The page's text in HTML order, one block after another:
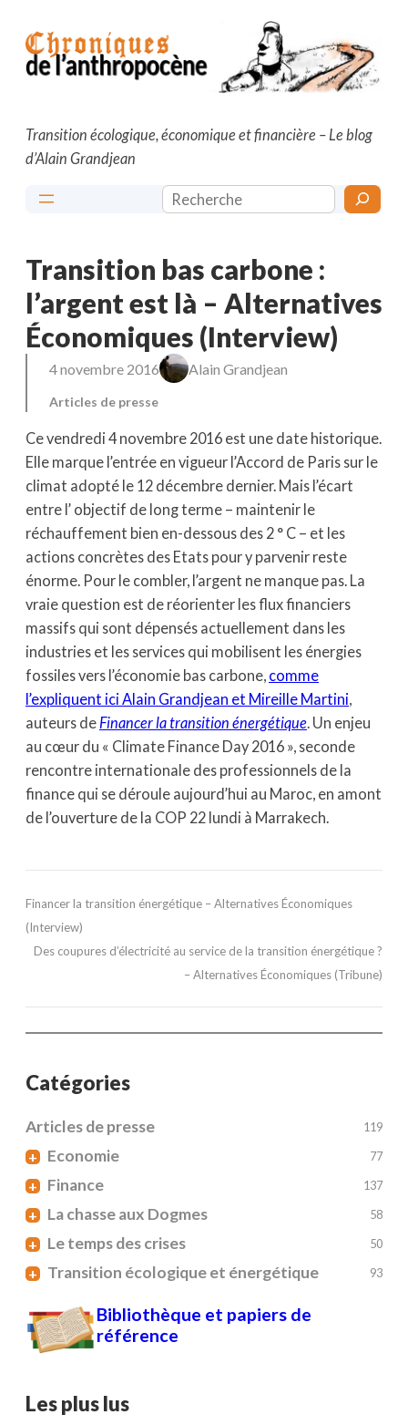
contenu
Transition écologique, économique et financière – Le blog
d’Alain Grandjean
Rechercher
Transition bas carbone :
l’argent est là – Alternatives
Économiques (Interview)
4 novembre 2016 Alain Grandjean
Articles de presse
Ce vendredi 4 novembre 2016 est une date historique.
Elle marque l’entrée en vigueur l’Accord de Paris sur le
climat adopté le 12 décembre dernier. Mais l’écart
entre l’ objectif de long terme – maintenir le
réchauffement bien en-dessous des 2 ° C – et les
actions concrètes des Etats pour y parvenir reste
énorme. Pour le combler, l’argent ne manque pas. La
vraie question est de réorienter les flux financiers
massifs qui sont dépensés actuellement dans les
industries et les services qui mobilisent les énergies
fossiles vers l’économie bas carbone, comme
l’expliquent ici Alain Grandjean et Mireille Martini,
auteurs de Financer la transition énergétique. Un enjeu
au cœur du « Climate Finance Day 2016 », seconde
rencontre internationale des professionnels de la
finance qui se déroule aujourd’hui au Maroc, en amont
de l’ouverture de la COP 22 lundi à Marrakech.
Financer la transition énergétique – Alternatives Économiques
(Interview)
Des coupures d’électricité au service de la transition énergétique ?
– Alternatives Économiques (Tribune)
Catégories
Articles de presse 119
+ Economie 77
+ Finance 137
+ La chasse aux Dogmes 58
+ Le temps des crises 50
+ Transition écologique et énergétique 93
Bibliothèque et papiers de
référence
Les plus lus